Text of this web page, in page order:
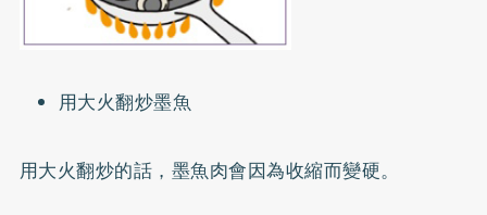
用大火翻炒墨魚
用大火翻炒的話，墨魚肉會因為收縮而變硬。